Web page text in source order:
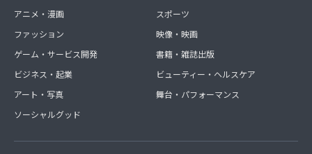
アニメ・漫画
ファッション
ゲーム・サービス開発
ビジネス・起業
アート・写真
ソーシャルグッド
スポーツ
映像・映画
書籍・雑誌出版
ビューティー・ヘルスケア
舞台・パフォーマンス